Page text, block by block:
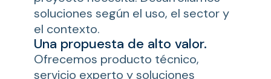
soluciones según el uso, el sector y
el contexto.
Una propuesta de alto valor.
Ofrecemos producto técnico,
servicio experto y soluciones